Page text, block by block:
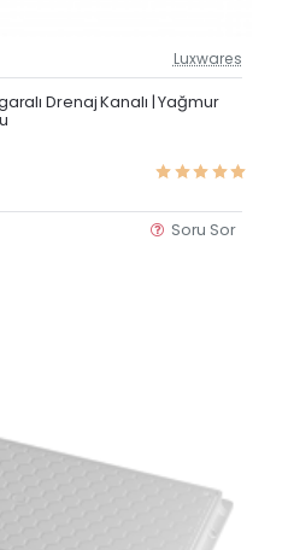
Güncel Fiyat
Çok Satan
Luxwares
Drenaj Kanalı | Yağmur
Soru Sor